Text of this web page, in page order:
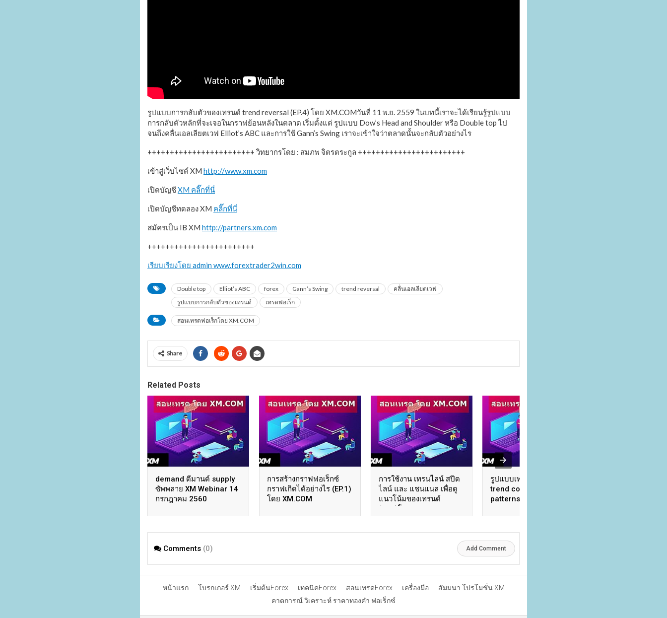
รูปแบบการกลับตัวของเทรนด์ trend reversal (EP.4) โดย XM.COMวันที่ 11 พ.ย. 2559 ในบทนี้เราจะได้เรียนรู้รูปแบบ
การกลับตัวหลักที่จะเจอในกราฟย้อนหลังในตลาด เริ่มตั้งแต่ รูปแบบ Dow’s Head and Shoulder หรือ Double top ไป
จนถึงคลื่นเอลเลียตเวฟ Elliot’s ABC และการใช้ Gann’s Swing เราจะเข้าใจว่าตลาดนั้นจะกลับตัวอย่างไร
++++++++++++++++++++++++ วิทยากรโดย : สมภพ จิตรตระกูล ++++++++++++++++++++++++
เข้าสู่เว็บไซต์ XM http://www.xm.com
เปิดบัญชีXM คลิ๊กที่นี่
เปิดบัญชีทดลอง XM คลิ๊กที่นี่
สมัครเป็น IB XM http://partners.xm.com
++++++++++++++++++++++++
เรียบเรียงโดย admin www.forextrader2win.com
Double top Elliot’s ABC forex Gann’s Swing trend reversal
คลื่นเอลเลียตเวฟ
รูปแบบการกลับตัวของเทรนด์
เทรดฟอเร็ก
สอนเทรดฟอเร็กโดย XM.COM
Share
Related Posts
demand ดีมานด์ supply
ซัพพลาย XM Webinar 14
กรกฎาคม 2560
การสร้างกราฟฟอเร็กซ์
กราฟเกิดได้อย่างไร (EP.1)
โดย XM.COM
การใช้งาน เทรนไลน์ สปีด
ไลน์ และ แชนแนล เพื่อดู
แนวโน้มของเทรนด์
(EP.3)โดย XM.COM
รูปแบบเทรนด์ต่อเนื่อง
trend continuation
patterns (EP.5) โดย
Comments (0) Add Comment
หน้าแรก โบรกเกอร์ XM เริ่มต้นForex เทคนิคForex สอนเทรดForex เครื่องมือ
สัมมนา โปรโมชั่น XM
คาดการณ์ วิเคราะห์ ราคาทองคำ ฟอเร็กซ์